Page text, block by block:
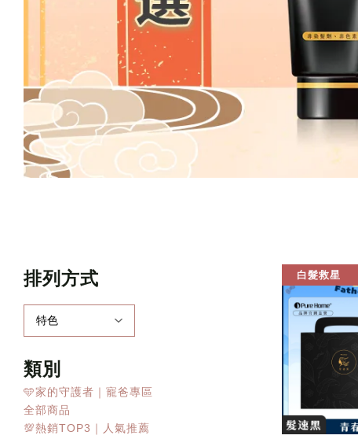
排列方式
類別
🩵家的守護者｜寵爸專區
全部商品
💯熱銷TOP3｜人氣推薦
白髮救星